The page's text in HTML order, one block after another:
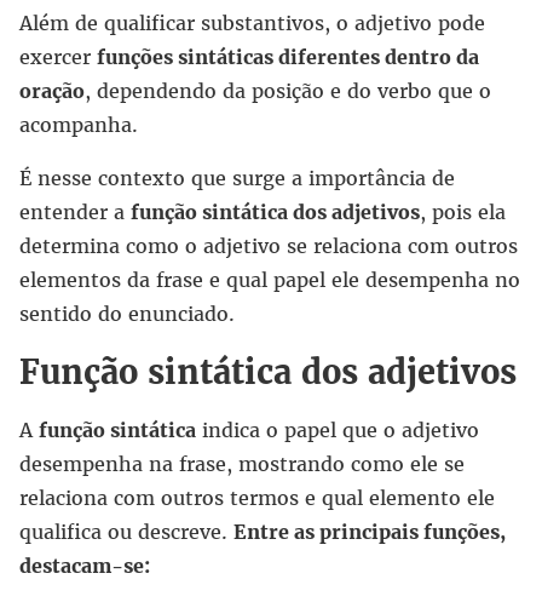
Além de qualificar substantivos, o adjetivo pode
exercer funções sintáticas diferentes dentro da
oração, dependendo da posição e do verbo que o
acompanha.
É nesse contexto que surge a importância de
entender a função sintática dos adjetivos, pois ela
determina como o adjetivo se relaciona com outros
elementos da frase e qual papel ele desempenha no
sentido do enunciado.
Função sintática dos adjetivos
A função sintática indica o papel que o adjetivo
desempenha na frase, mostrando como ele se
relaciona com outros termos e qual elemento ele
qualifica ou descreve. Entre as principais funções,
destacam-se: